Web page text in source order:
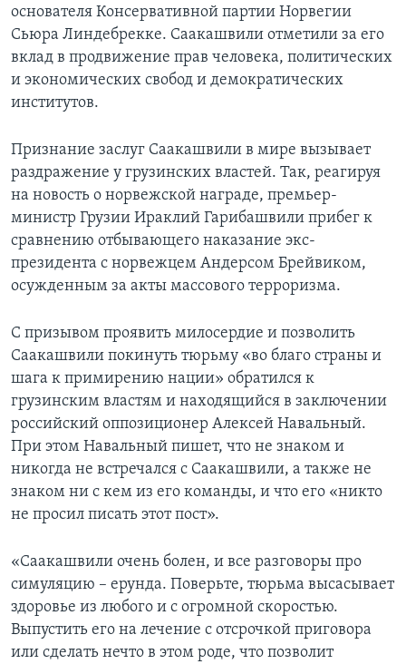
основателя Консервативной партии Норвегии
Сьюра Линдебрекке. Саакашвили отметили за его
вклад в продвижение прав человека, политических
и экономических свобод и демократических
институтов.
Признание заслуг Саакашвили в мире вызывает
раздражение у грузинских властей. Так, реагируя
на новость о норвежской награде, премьер-
министр Грузии Ираклий Гарибашвили прибег к
сравнению отбывающего наказание экс-
президента с норвежцем Андерсом Брейвиком,
осужденным за акты массового терроризма.
С призывом проявить милосердие и позволить
Саакашвили покинуть тюрьму «во благо страны и
шага к примирению нации» обратился к
грузинским властям и находящийся в заключении
российский оппозиционер Алексей Навальный.
При этом Навальный пишет, что не знаком и
никогда не встречался с Саакашвили, а также не
знаком ни с кем из его команды, и что его «никто
не просил писать этот пост».
«Саакашвили очень болен, и все разговоры про
симуляцию – ерунда. Поверьте, тюрьма высасывает
здоровье из любого и с огромной скоростью.
Выпустить его на лечение с отсрочкой приговора
или сделать нечто в этом роде, что позволит